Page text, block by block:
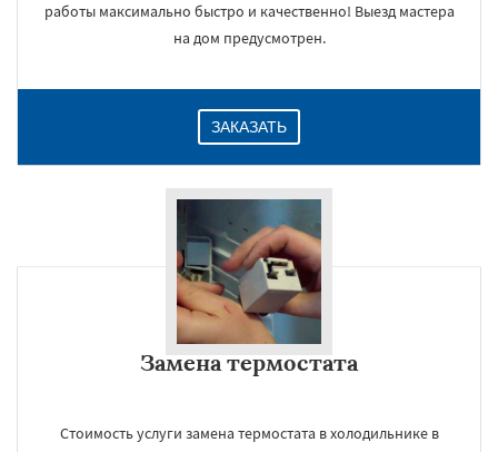
работы максимально быстро и качественно! Выезд мастера
на дом предусмотрен.
ЗАКАЗАТЬ
Замена термостата
Стоимость услуги замена термостата в холодильнике в